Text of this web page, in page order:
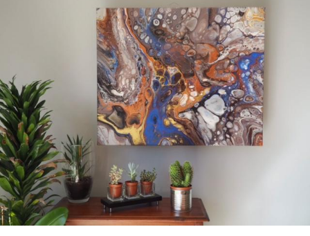
JE DÉCOUVRE
JE PLANIFIE
JE PARTICIPE